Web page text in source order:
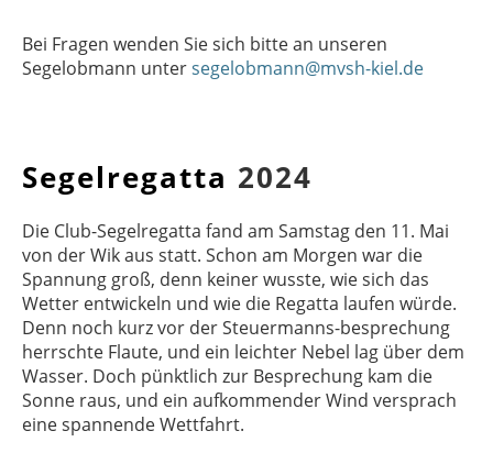
Bei Fragen wenden Sie sich bitte an unseren
Segelobmann untersegelobmann@mvsh-kiel.de
Segelregatta 2024
Die Club-Segelregatta fand am Samstag den 11. Mai
von der Wik aus statt. Schon am Morgen war die
Spannung groß, denn keiner wusste, wie sich das
Wetter entwickeln und wie die Regatta laufen würde.
Denn noch kurz vor der Steuermanns-besprechung
herrschte Flaute, und ein leichter Nebel lag über dem
Wasser. Doch pünktlich zur Besprechung kam die
Sonne raus, und ein aufkommender Wind versprach
eine spannende Wettfahrt.